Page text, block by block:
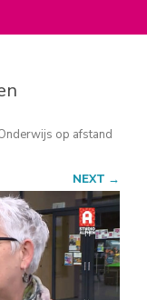
op afstand
NEXT →